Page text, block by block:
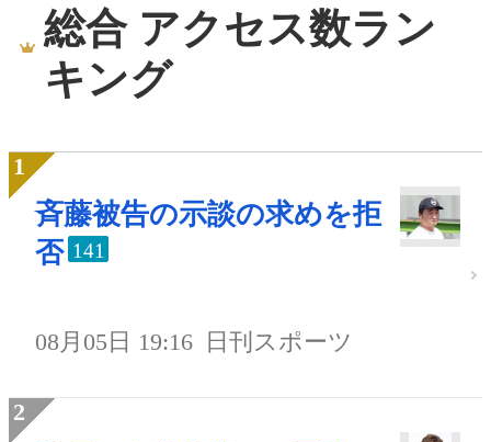
総合 アクセス数ラン
キング
斉藤被告の示談の求めを拒
否 141
08月05日 19:16 日刊スポーツ